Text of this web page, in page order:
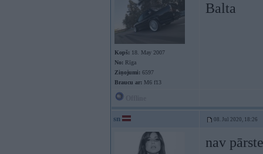
Kopš: 18. May 2007
No: Rīga
Ziņojumi: 6597
Braucu ar: M6 f13
Balta
sn 08. Jul 2020, 18:26
nav